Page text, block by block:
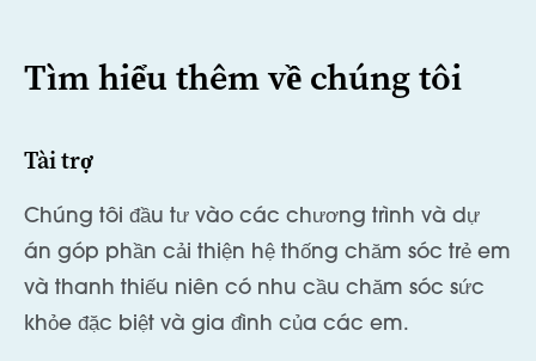
Tìm hiểu thêm về chúng tôi
Tài trợ
Chúng tôi đầu tư vào các chương trình và dự
án góp phần cải thiện hệ thống chăm sóc trẻ em
và thanh thiếu niên có nhu cầu chăm sóc sức
khỏe đặc biệt và gia đình của các em.